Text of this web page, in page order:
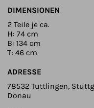
DIMENSIONEN
2 Teile je ca.
H: 74 cm
B: 134 cm
T: 46 cm
ADRESSE
78532 Tuttlingen,
Donau